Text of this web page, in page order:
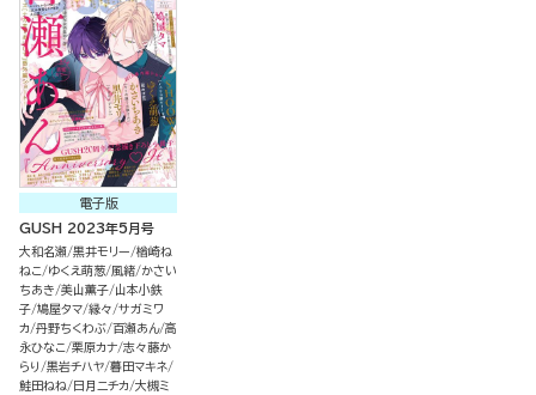
電子版
GUSH 2023年5月号
大和名瀬 黒井モリー 楢崎ね
ねこ
ゆくえ萌葱 風緒 かさい
ちあき 美山薫子 山本小鉄
子 鳩屋タマ 縁々 サガミワ
カ 丹野ちくわぶ 百瀬あん 高
永ひなこ 栗原カナ 志々藤か
らり
黒岩チハヤ 暮田マキネ
鮭田ねね
日月ニチカ 大槻ミ